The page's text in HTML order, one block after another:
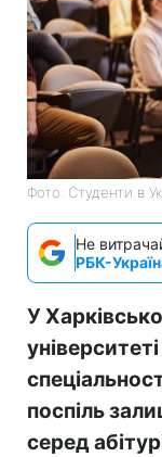
Фото: Студенти в
Не
РБК-
У
поспіль
серед